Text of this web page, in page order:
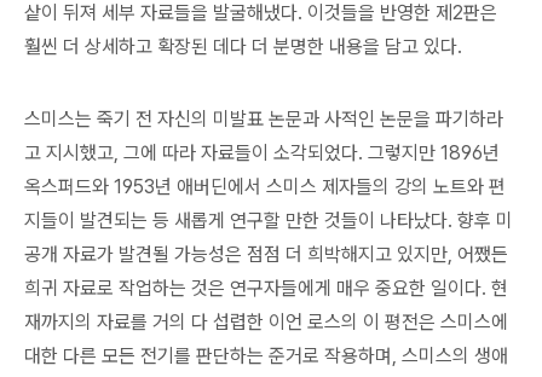
샅이 뒤져 세부 자료들을 발굴해냈다. 이것들을 반영한 제2판은
훨씬 더 상세하고 확장된 데다 더 분명한 내용을 담고 있다.
스미스는 죽기 전 자신의 미발표 논문과 사적인 논문을 파기하라
고 지시했고, 그에 따라 자료들이 소각되었다. 그렇지만 1896년
옥스퍼드와 1953년 애버딘에서 스미스 제자들의 강의 노트와 편
지들이 발견되는 등 새롭게 연구할 만한 것들이 나타났다. 향후 미
공개 자료가 발견될 가능성은 점점 더 희박해지고 있지만, 어쨌든
희귀 자료로 작업하는 것은 연구자들에게 매우 중요한 일이다. 현
재까지의 자료를 거의 다 섭렵한 이언 로스의 이 평전은 스미스에
대한 다른 모든 전기를 판단하는 준거로 작용하며, 스미스의 생애